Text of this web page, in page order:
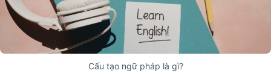
Cấu tạo ngữ pháp là gì?